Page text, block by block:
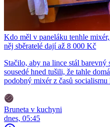
Kdo měl v paneláku tenhle
něj sběratelé dají až 8 000 Kč
Stačilo, aby na lince stál
sousedé hned tušili, že tahle
podobný mixér z časů
Bruneta v kuchyni
dnes, 05:45